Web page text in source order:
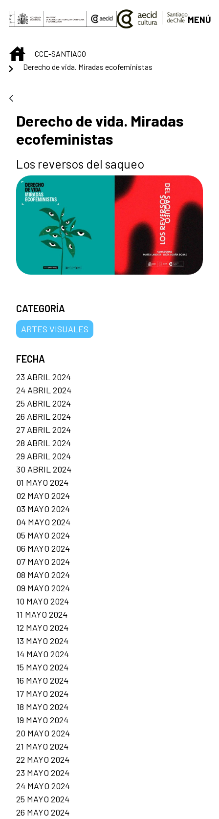
Saltar al contenido principal
MENÚ
INICIOCCE-SANTIAGO
Derecho de vida. Miradas ecofeministas
Derecho de vida. Miradas
ecofeministas
Los reversos del saqueo
CATEGORÍA
ARTES VISUALES
FECHA
23 ABRIL 2024
24 ABRIL 2024
25 ABRIL 2024
26 ABRIL 2024
27 ABRIL 2024
28 ABRIL 2024
29 ABRIL 2024
30 ABRIL 2024
01 MAYO 2024
02 MAYO 2024
03 MAYO 2024
04 MAYO 2024
05 MAYO 2024
06 MAYO 2024
07 MAYO 2024
08 MAYO 2024
09 MAYO 2024
10 MAYO 2024
11 MAYO 2024
12 MAYO 2024
13 MAYO 2024
14 MAYO 2024
15 MAYO 2024
16 MAYO 2024
17 MAYO 2024
18 MAYO 2024
19 MAYO 2024
20 MAYO 2024
21 MAYO 2024
22 MAYO 2024
23 MAYO 2024
24 MAYO 2024
25 MAYO 2024
26 MAYO 2024